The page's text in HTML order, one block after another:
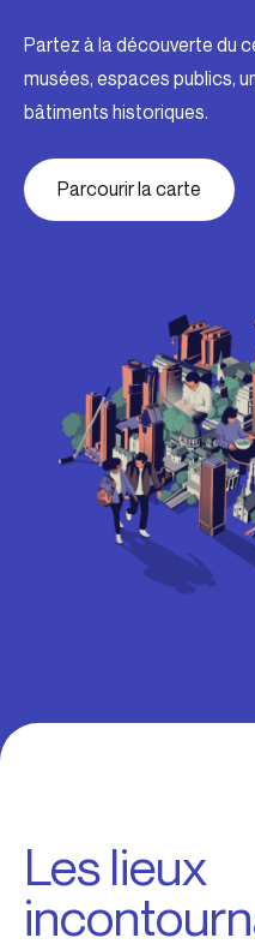
Partez à la découverte du
musées, espaces publics,
bâtiments historiques.
Parcourir la carte
Les lieux